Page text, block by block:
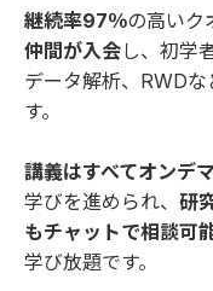
継続率97％の高いク
仲間が入会し、初学
データ解析、RWD
す。
講義はすべてオンデ
学びを進められ、 研
もチャットで相談可
学び放題です。